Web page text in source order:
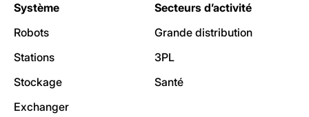
Système
Robots
Stations
Stockage
Exchanger
Secteurs d’activité
Grande distribution
3PL
Santé